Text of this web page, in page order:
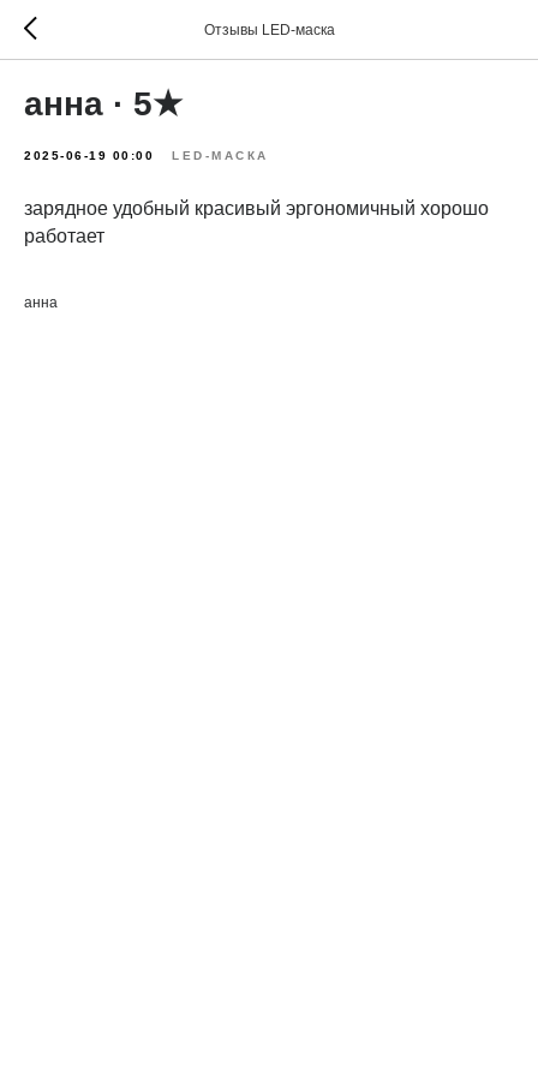
Отзывы LED-маска
анна · 5★
2025-06-19 00:00 LED-МАСКА
зарядное удобный красивый эргономичный хорошо
работает
анна